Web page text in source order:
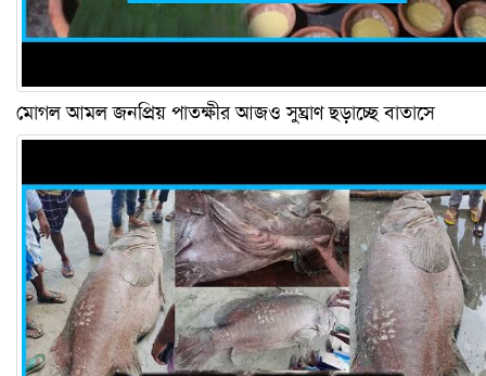
মোগল আমল জনপ্রিয় পাতক্ষীর আজও সুঘ্রাণ ছড়াচ্ছে বাতাসে